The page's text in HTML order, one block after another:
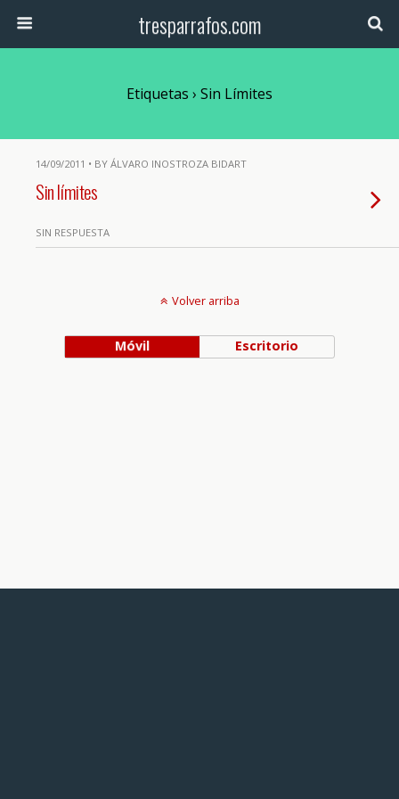
tresparrafos.com
Etiquetas › Sin Límites
14/09/2011 • BY ÁLVARO INOSTROZA BIDART
Sin límites
SIN RESPUESTA
Volver arriba
Móvil Escritorio